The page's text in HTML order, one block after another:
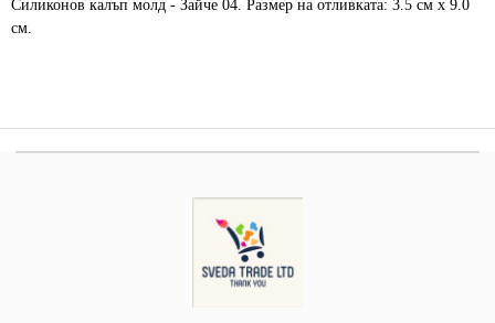
Силиконов калъп молд - Зайче 04. Размер на отливката: 3.5 см х 9.0
см.